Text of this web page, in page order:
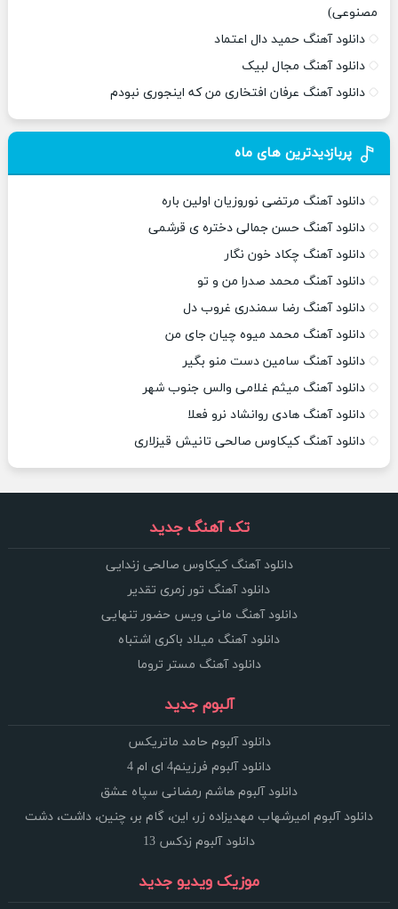
مصنوعی)
دانلود آهنگ حمید دال اعتماد
دانلود آهنگ مجال لبیک
دانلود آهنگ عرفان افتخاری من که اینجوری نبودم
پربازدیدترین های ماه
دانلود آهنگ مرتضی نوروزیان اولین باره
دانلود آهنگ حسن جمالی دختره ی قرشمی
دانلود آهنگ چکاد خون نگار
دانلود آهنگ محمد صدرا من و تو
دانلود آهنگ رضا سمندری غروب دل
دانلود آهنگ محمد میوه چیان جای من
دانلود آهنگ سامین دست منو بگیر
دانلود آهنگ میثم غلامی والس جنوب شهر
دانلود آهنگ هادی روانشاد نرو فعلا
دانلود آهنگ کیکاوس صالحی تانیش قیزلاری
تک آهنگ جدید
دانلود آهنگ کیکاوس صالحی زندایی
دانلود آهنگ تور زمری تقدیر
دانلود آهنگ مانی ویس حضور تنهایی
دانلود آهنگ میلاد باکری اشتباه
دانلود آهنگ مستر تروما
آلبوم جدید
دانلود آلبوم حامد ماتریکس
دانلود آلبوم فرزینم4 ای ام 4
دانلود آلبوم هاشم رمضانی سپاه عشق
دانلود آلبوم امیرشهاب مهدیزاده زر، این، گام بر، چنین، داشت، دشت
دانلود آلبوم زدکس 13
موزیک ویدیو جدید